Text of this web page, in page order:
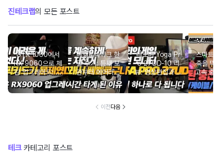
진테크랩의 모든 포스트
GTX 1060에서
RX 9060으로 체
감 업그레이드: 실
사용자가 느낀 게
임 환경의 변화
베벨로바이크 한
달 후기: 틈새 보
관부터 에어리프
트까지 완벽 정리
레노버 Yoga Pr
o 27UD-10 리
뷰: 영상편집과 게
이밍, 화상회의를
하나로 묶은 4K
스마트
축을 막
고속 충
축법 (+
지
이전다음
테크카테고리 포스트